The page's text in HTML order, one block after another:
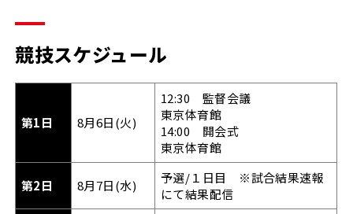
競技スケジュール
第1日 8月6日(火)
12:30 監督会議
東京体育館
14:00 開会式
東京体育館
第2日 8月7日(水)
予選/１日目 ※試合結果速報
にて結果配信